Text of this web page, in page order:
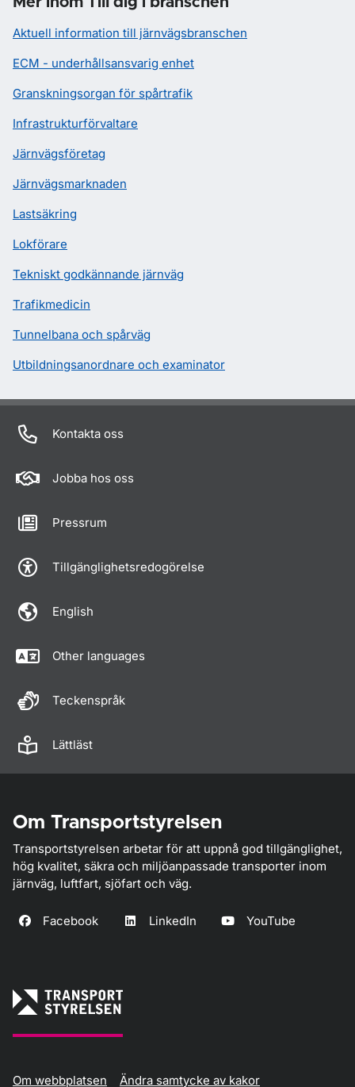
Aktuell information till järnvägsbranschen
ECM - underhållsansvarig enhet
Granskningsorgan för spårtrafik
Infrastrukturförvaltare
Järnvägsföretag
Järnvägsmarknaden
Lastsäkring
Lokförare
Tekniskt godkännande järnväg
Trafikmedicin
Tunnelbana och spårväg
Utbildningsanordnare och examinator
Kontakta oss
Jobba hos oss
Pressrum
Tillgänglighetsredogörelse
English
Other languages
Teckenspråk
Lättläst
Om Transportstyrelsen
Transportstyrelsen arbetar för att uppnå god tillgänglighet,
hög kvalitet, säkra och miljöanpassade transporter inom
järnväg, luftfart, sjöfart och väg.
Facebook LinkedIn YouTube
Om webbplatsen Ändra samtycke av kakor